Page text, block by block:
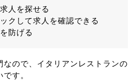
人を探せる
クして求人を確認できる
防げる
なので、イタリアンレストランの
す。